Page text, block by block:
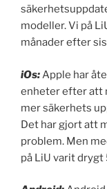
modeller. Vi på
månader efter
iOs:Apple har
enheter efter att
mer säkerhets
Det har gjort att
problem. Men
på LiU varit drygt